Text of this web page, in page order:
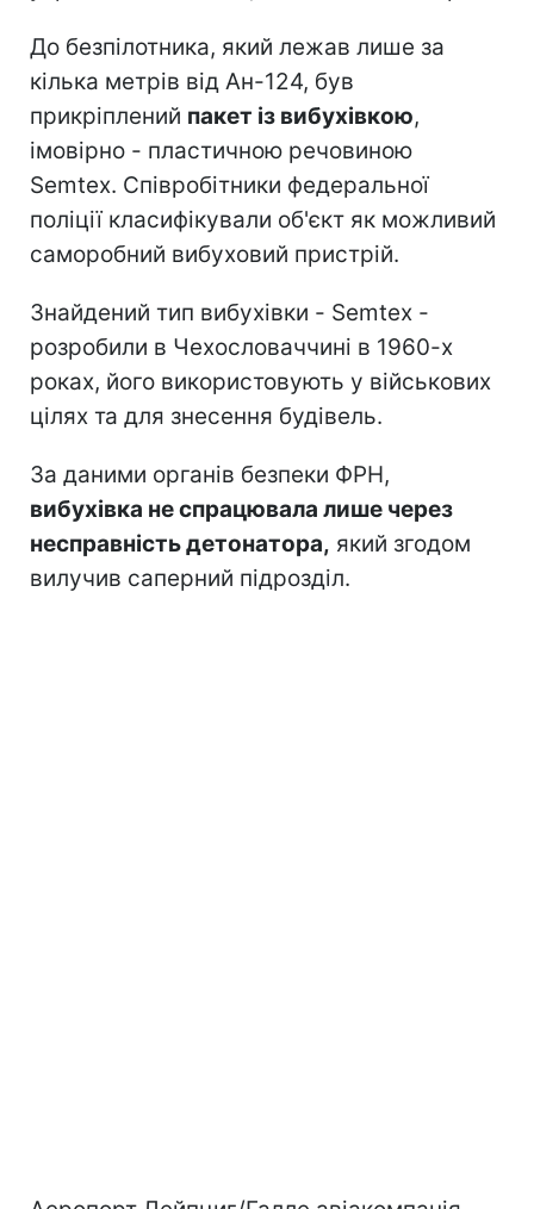
До безпілотника, який лежав лише за
кілька метрів від Ан-124, був
прикріплений пакет із вибухівкою,
імовірно - пластичною речовиною
Semtex. Співробітники федеральної
поліції класифікували об'єкт як можливий
саморобний вибуховий пристрій.
Знайдений тип вибухівки - Semtex -
розробили в Чехословаччині в 1960-х
роках, його використовують у військових
цілях та для знесення будівель.
За даними органів безпеки ФРН,
вибухівка не спрацювала лише через
несправність детонатора, який згодом
вилучив саперний підрозділ.